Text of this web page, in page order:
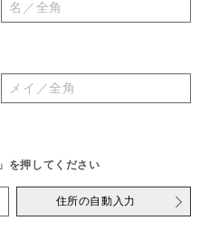
を押してください
住所の自動入力